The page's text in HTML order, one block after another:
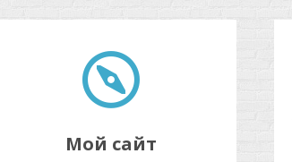
Мой сайт